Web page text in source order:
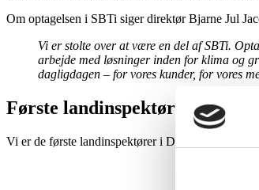
Om optagelsen i SBTi siger direktør Bjarne Jul
Vi er stolte over at være en del af SBTi.
arbejde med løsningerinden for klima og
dagligdagen – for vores kunder, for vores
Første
Vi er de første landinspektører i Danmark, der er